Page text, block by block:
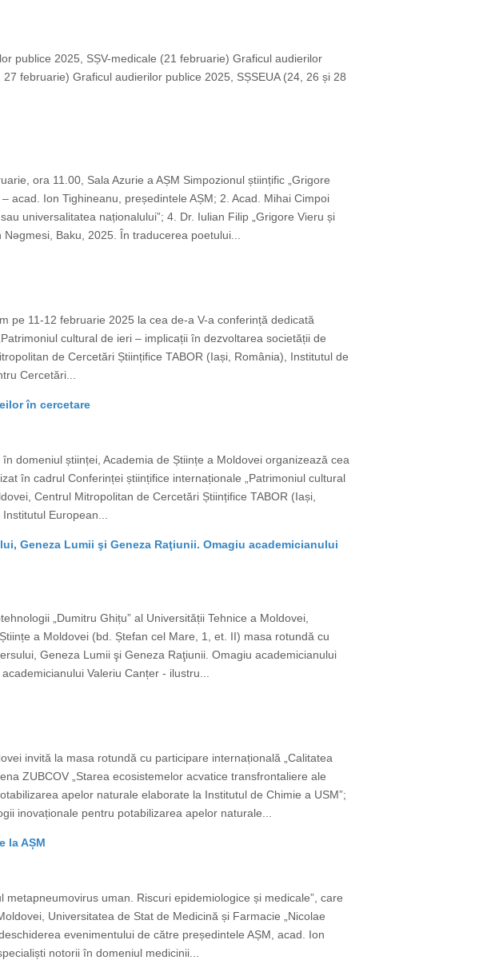
publice 2025, SȘV-medicale (21 februarie) Graficul audierilor
februarie) Graficul audierilor publice 2025, SȘSEUA (24, 26 și 28
ora 11.00, Sala Azurie a AȘM Simpozionul științific „Grigore
acad. Ion Tighineanu, președintele AȘM; 2. Acad. Mihai Cimpoi
universalitatea naționalului”; 4. Dr. Iulian Filip „Grigore Vieru și
Baku, 2025. În traducerea poetului...
pe 11-12 februarie 2025 la cea de-a V-a conferință dedicată
cultural de ieri – implicații în dezvoltarea societății de
de Cercetări Științifice TABOR (Iași, România), Institutul de
Cercetări...
în cercetare
domeniul științei, Academia de Științe a Moldovei organizează cea
în cadrul Conferinței științifice internaționale „Patrimoniul cultural
Centrul Mitropolitan de Cercetări Științifice TABOR (Iași,
European...
Geneza Lumii şi Geneza Raţiunii. Omagiu academicianului
„Dumitru Ghițu” al Universității Tehnice a Moldovei,
a Moldovei (bd. Ștefan cel Mare, 1, et. II) masa rotundă cu
Geneza Lumii şi Geneza Raţiunii. Omagiu academicianului
Valeriu Canțer - ilustru...
invită la masa rotundă cu participare internațională „Calitatea
ZUBCOV „Starea ecosistemelor acvatice transfrontaliere ale
apelor naturale elaborate la Institutul de Chimie a USM”;
inovaționale pentru potabilizarea apelor naturale...
la AȘM
uman. Riscuri epidemiologice și medicale”, care
Universitatea de Stat de Medicină și Farmacie „Nicolae
evenimentului de către președintele AȘM, acad. Ion
notorii în domeniul medicinii...